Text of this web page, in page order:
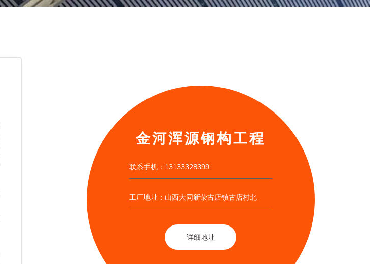
金河浑源钢构工程
联系手机：13133328399
工厂地址：山西大同新荣古店镇古店村北
详细地址